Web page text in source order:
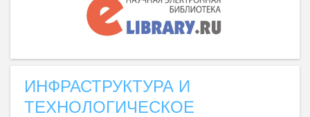
ИНФРАСТРУКТУРА И
ТЕХНОЛОГИЧЕСКОЕ